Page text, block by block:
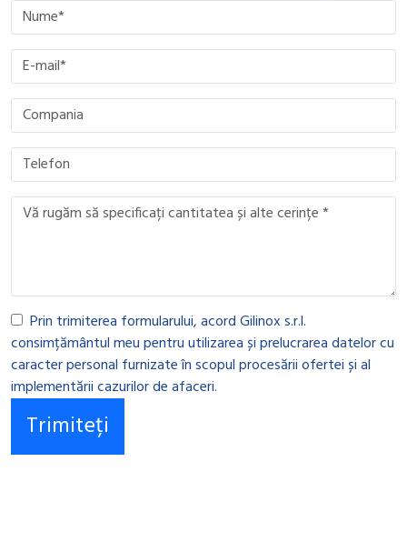
Please leave this field empty.
Please leave this field empty.
Please leave this field empty.
Please leave this field empty.
Prin trimiterea formularului, acord Gilinox s.r.l.
consimțământul meu pentru utilizarea și prelucrarea datelor cu
caracter personal furnizate în scopul procesării ofertei și al
implementării cazurilor de afaceri.